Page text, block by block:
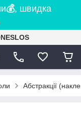
💰, швидка
Абстракції